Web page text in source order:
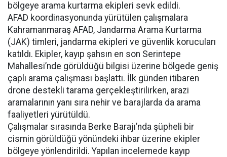
bölgeye arama kurtarma ekipleri sevk edildi.
AFAD koordinasyonunda yürütülen çalışmalara
Kahramanmaraş AFAD, Jandarma Arama Kurtarma
(JAK) timleri, jandarma ekipleri ve güvenlik korucuları
katıldı. Ekipler, kayıp şahsın en son Serintepe
Mahallesi’nde görüldüğü bilgisi üzerine bölgede geniş
çaplı arama çalışması başlattı. İlk günden itibaren
drone destekli tarama gerçekleştirilirken, arazi
aramalarının yanı sıra nehir ve barajlarda da arama
faaliyetleri yürütüldü.
Çalışmalar sırasında Berke Barajı’nda şüpheli bir
cismin görüldüğü yönündeki ihbar üzerine ekipler
bölgeye yönlendirildi. Yapılan incelemede kayıp